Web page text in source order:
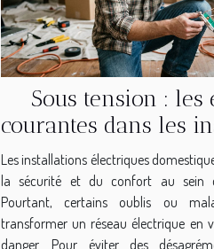
Sous tension : les
courantes dans les
électriques
Les installations électriques
la sécurité et du confort au sein
Pourtant, certains oublis ou
transformer un réseau électrique en
danger. Pour éviter des